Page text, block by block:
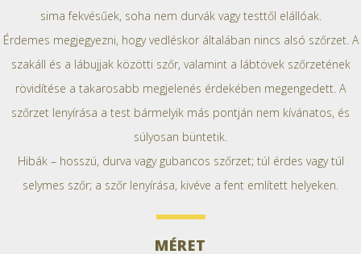
sima fekvésűek, soha nem durvák vagy testtől elállóak.
Érdemes megjegyezni, hogy vedléskor általában nincs alsó szőrzet. A
szakáll és a lábujjak közötti szőr, valamint a lábtövek szőrzetének
rövidítése a takarosabb megjelenés érdekében megengedett. A
szőrzet lenyírása a test bármelyik más pontján nem kívánatos, és
súlyosan büntetik.
Hibák – hosszú, durva vagy gubancos szőrzet; túl érdes vagy túl
selymes szőr; a szőr lenyírása, kivéve a fent említett helyeken.
MÉRET